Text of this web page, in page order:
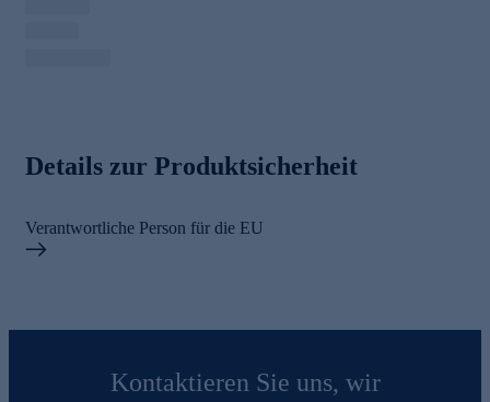
Details zur Produktsicherheit
Verantwortliche Person für die EU
Kontaktieren Sie uns, wir